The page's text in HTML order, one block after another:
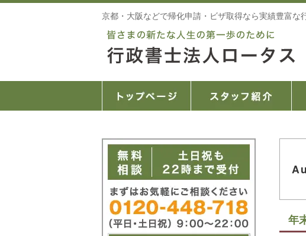
京都・大阪などで帰化申請・ビザ取得なら実績豊富な
年